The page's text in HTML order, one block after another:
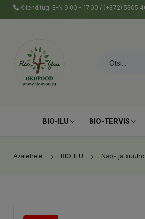
Klienditugi E-N 9.00 - 17.00 / (+372) 5305
BIO-ILU BIO-TERVIS
Avalehele BIO-ILU Näo- ja